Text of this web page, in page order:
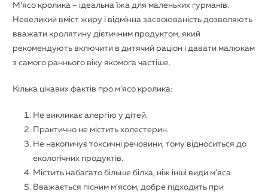
М’ясо кролика – ідеальна їжа для маленьких гурманів.
Невеликий вміст жиру і відмінна засвоюваність дозволяють
вважати кролятину дієтичним продуктом, який
рекомендують включити в дитячий раціон і давати малюкам
з самого раннього віку якомога частіше.
Кілька цікавих фактів про м’ясо кролика:
Не викликає алергію у дітей.
Практично не містить холестерин.
Не накопичує токсичні речовини, тому відноситься до
екологічних продуктів.
Містить набагато більше білка, ніж інші види м’яса.
Вважається пісним м’ясом, добре підходить при